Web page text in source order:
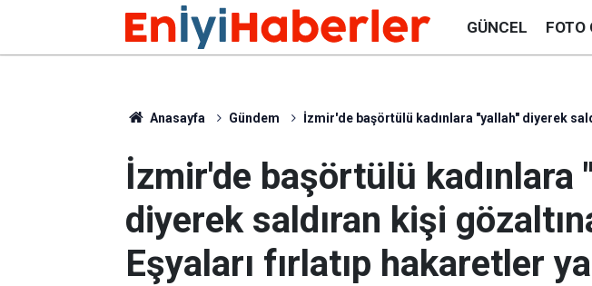
GÜNCEL FOTO
Anasayfa Gündem İzmir'de başörtülü kadınlara "yallah" diyerek
İzmir'de başörtülü kadınlara
diyerek saldıran kişi
Eşyaları fırlatıp hakaretler